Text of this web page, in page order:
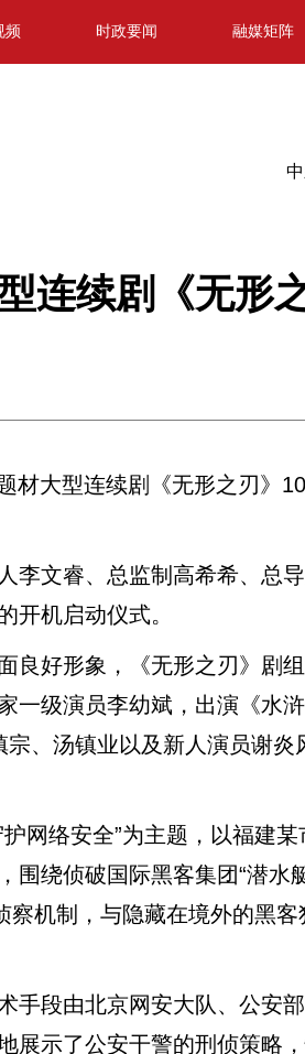
频 时政要闻 融媒矩阵
连续剧《无形
大型连续剧《无形之刃》
文睿、总监制高希希、总
开机启动仪式。
好形象，《无形之刃》剧
一级演员李幼斌，出演《水
、汤镇业以及新人演员谢炎
络安全”为主题，以福建某
绕侦破国际黑客集团“潜水
察机制，与隐藏在境外的黑
段由北京网安大队、公安
展示了公安干警的刑侦策略